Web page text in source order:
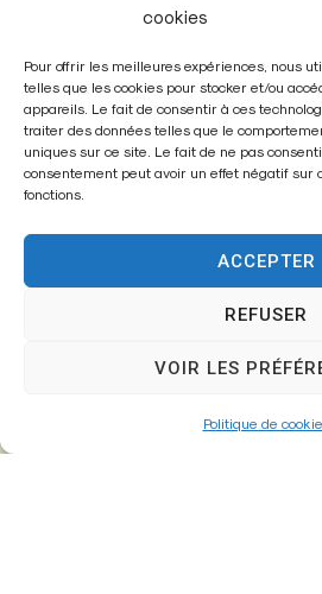
cookies
Pour offrir les meilleures expériences, nous
telles que les cookies pour stocker et/ou
appareils. Le fait de consentir à ces
traiter des données telles que le
uniques sur ce site. Le fait de ne pas
consentement peut avoir un effet négatif sur
fonctions.
ACCEPTER
REFUSER
VOIR LES
Politique de
Mairie de
Fontenay-Trésigny
Mairie,
26 Av. du Général
01 64 25 90
mairie@fontenay-